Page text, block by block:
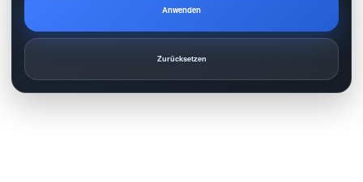
Anwenden
Zurücksetzen